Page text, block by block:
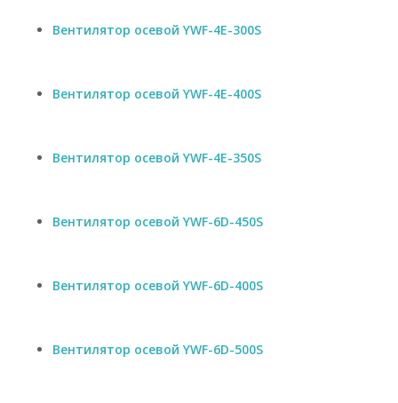
Вентилятор осевой YWF-4E-300S
Вентилятор осевой YWF-4E-400S
Вентилятор осевой YWF-4E-350S
Вентилятор осевой YWF-6D-450S
Вентилятор осевой YWF-6D-400S
Вентилятор осевой YWF-6D-500S